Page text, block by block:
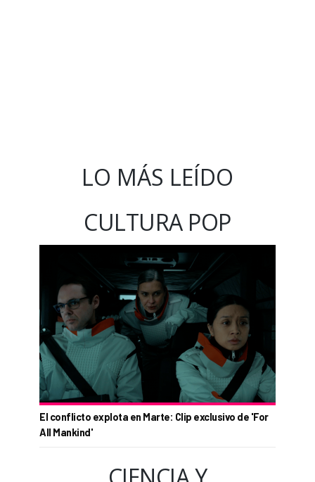
LO MÁS LEÍDO
CULTURA POP
El conflicto explota en Marte: Clip exclusivo de 'For
All Mankind'